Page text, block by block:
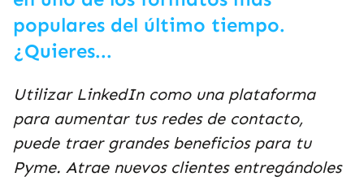
populares del último tiempo.
¿Quieres...
Utilizar LinkedIn como una plataforma
para aumentar tus redes de contacto,
puede traer grandes beneficios para tu
Pyme. Atrae nuevos clientes entregándoles